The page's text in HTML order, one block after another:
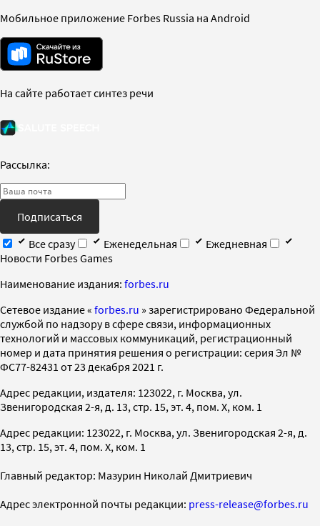
Мобильное приложение Forbes Russia на Android
На сайте работает синтез речи
Рассылка:
Подписаться
Все сразу
Еженедельная
Ежедневная
Новости Forbes Games
Наименование издания: forbes.ru
Cетевое издание « forbes.ru » зарегистрировано Федеральной
службой по надзору в сфере связи, информационных
технологий и массовых коммуникаций, регистрационный
номер и дата принятия решения о регистрации: серия Эл №
ФС77-82431 от 23 декабря 2021 г.
Адрес редакции, издателя: 123022, г. Москва, ул.
Звенигородская 2-я, д. 13, стр. 15, эт. 4, пом. X, ком. 1
Адрес редакции: 123022, г. Москва, ул. Звенигородская 2-я, д.
13, стр. 15, эт. 4, пом. X, ком. 1
Главный редактор: Мазурин Николай Дмитриевич
Адрес электронной почты редакции: press-release@forbes.ru